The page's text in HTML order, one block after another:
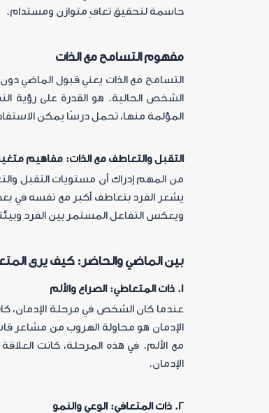
حاسمة لتحقيق تعافٍ متوازن ومستدام.
مفهوم التسامح مع الذات
التسامح مع الذات يعني قبول الماضي دون
الشخص الحالية. هو القدرة على رؤية
المؤلمة منها، تحمل درسًا يمكن
التقبل والتعاطف مع الذات: مفاهيم
من المهم إدراك أن مستويات التقبل
يشعر الفرد بتعاطف أكبر مع نفسه في
ويعكس التفاعل المستمر بين الفرد
بين الماضي والحاضر: كيف يرى
1. ذات المتعاطي: الصراع والألم
عندما كان الشخص في مرحلة الإدمان،
الإدمان هو محاولة الهروب من مشاعر
مع الألم. في هذه المرحلة، كانت
الإدمان.
2. ذات المتعافي: الوعي والنمو